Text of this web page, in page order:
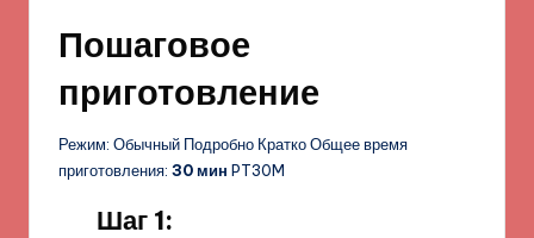
Пошаговое
приготовление
Режим: Обычный Подробно Кратко Общее время
приготовления: 30 мин PT30M
Шаг 1: